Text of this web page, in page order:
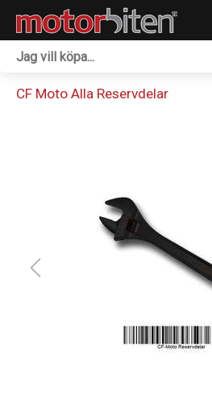
CF Moto Alla Reservdelar